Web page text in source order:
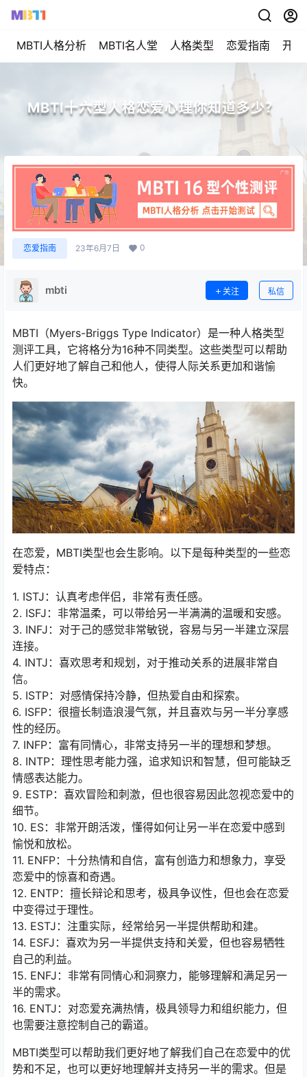
MBTI人格分析 MBTI名人堂 人格类型 恋爱指南 开始
MBTI十六型人格恋爱心理你知道多少？
恋爱指南 23年6月7日 0
mbti 关注 私信
MBTI（Myers-Briggs Type Indicator）是一种人格类型
测评工具，它将格分为16种不同类型。这些类型可以帮助
人们更好地了解自己和他人，使得人际关系更加和谐愉
快。
在恋爱，MBTI类型也会生影响。以下是每种类型的一些恋
爱特点：
1. ISTJ：认真考虑伴侣，非常有责任感。
2. ISFJ：非常温柔，可以带给另一半满满的温暖和安感。
3. INFJ：对于己的感觉非常敏锐，容易与另一半建立深层
连接。
4. INTJ：喜欢思考和规划，对于推动关系的进展非常自
信。
5. ISTP：对感情保持冷静，但热爱自由和探索。
6. ISFP：很擅长制造浪漫气氛，并且喜欢与另一半分享感
性的经历。
7. INFP：富有同情心，非常支持另一半的理想和梦想。
8. INTP：理性思考能力强，追求知识和智慧，但可能缺乏
情感表达能力。
9. ESTP：喜欢冒险和刺激，但也很容易因此忽视恋爱中的
细节。
10. ES：非常开朗活泼，懂得如何让另一半在恋爱中感到
愉悦和放松。
11. ENFP：十分热情和自信，富有创造力和想象力，享受
恋爱中的惊喜和奇遇。
12. ENTP：擅长辩论和思考，极具争议性，但也会在恋爱
中变得过于理性。
13. ESTJ：注重实际，经常给另一半提供帮助和建。
14. ESFJ：喜欢为另一半提供支持和关爱，但也容易牺牲
自己的利益。
15. ENFJ：非常有同情心和洞察力，能够理解和满足另一
半的需求。
16. ENTJ：对恋爱充满热情，极具领导力和组织能力，但
也需要注意控制自己的霸道。
MBTI类型可以帮助我们更好地了解我们自己在恋爱中的优
势和不足，也可以更好地理解并支持另一半的需求。但是